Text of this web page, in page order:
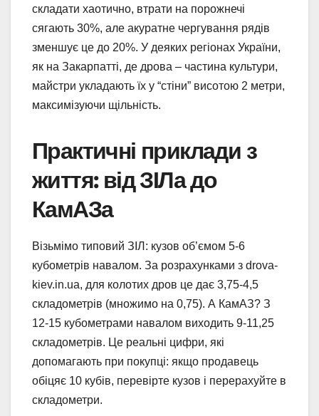
складати хаотично, втрати на порожнечі
сягають 30%, але акуратне чергування рядів
зменшує це до 20%. У деяких регіонах України,
як на Закарпатті, де дрова – частина культури,
майстри укладають їх у “стіни” висотою 2 метри,
максимізуючи щільність.
Практичні приклади з
життя: від ЗІЛа до
КамАЗа
Візьмімо типовий ЗІЛ: кузов об’ємом 5-6
кубометрів навалом. За розрахунками з drova-
kiev.in.ua, для колотих дров це дає 3,75-4,5
складометрів (множимо на 0,75). А КамАЗ? З
12-15 кубометрами навалом виходить 9-11,25
складометрів. Це реальні цифри, які
допомагають при покупці: якщо продавець
обіцяє 10 кубів, перевірте кузов і перерахуйте в
складометри.